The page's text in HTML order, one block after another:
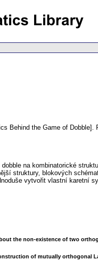
Behind the Game of Dobble].
na kombinatorické
struktury, blokových
vytvořit vlastní karetní
the non-existence of two
of mutually orthogonal